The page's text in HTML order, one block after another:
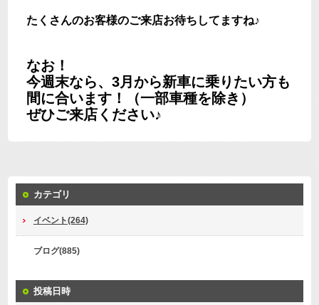
たくさんのお客様のご来店お待ちしてますね♪
なお！
今週末なら、3月から新車に乗りたい方も
間に合います！
（一部車種を除き）
ぜひご来店ください♪
カテゴリ
イベント(264)
ブログ(885)
投稿日時